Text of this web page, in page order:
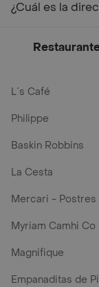
¿Cuál es la
L´s Café
Philippe
Baskin Robbins
La Cesta
Mercari - Postres
Myriam Camhi Co
Magnifique
Empanaditas de